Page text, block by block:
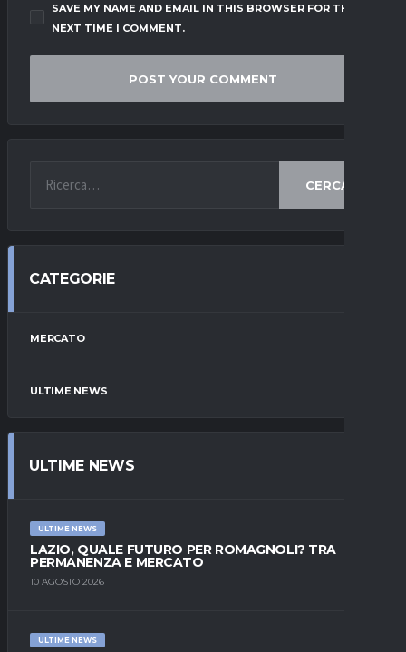
SAVE MY NAME AND EMAIL IN THIS BROWSER FOR THE
NEXT TIME I COMMENT.
CERCA
CATEGORIE
MERCATO
ULTIME NEWS
ULTIME NEWS
ULTIME NEWS
LAZIO, QUALE FUTURO PER ROMAGNOLI? TRA
PERMANENZA E MERCATO
10 AGOSTO 2026
ULTIME NEWS